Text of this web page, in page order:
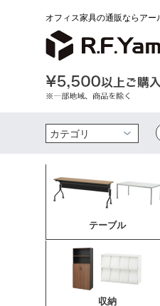
オフィス家具の通販ならアー
検索
テーブル
収納